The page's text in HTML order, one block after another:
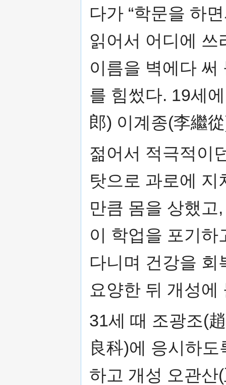
다가 “학문을 하
읽어서 어디에 쓰
이름을 벽에다 써
를 힘썼다. 19세
郎) 이계종(李繼
젊어서 적극적이
탓으로 과로에 지
만큼 몸을 상했고
이 학업을 포기하
다니며 건강을 회
요양한 뒤 개성
31세 때 조광조(
良科)에 응시하
하고 개성 오관산